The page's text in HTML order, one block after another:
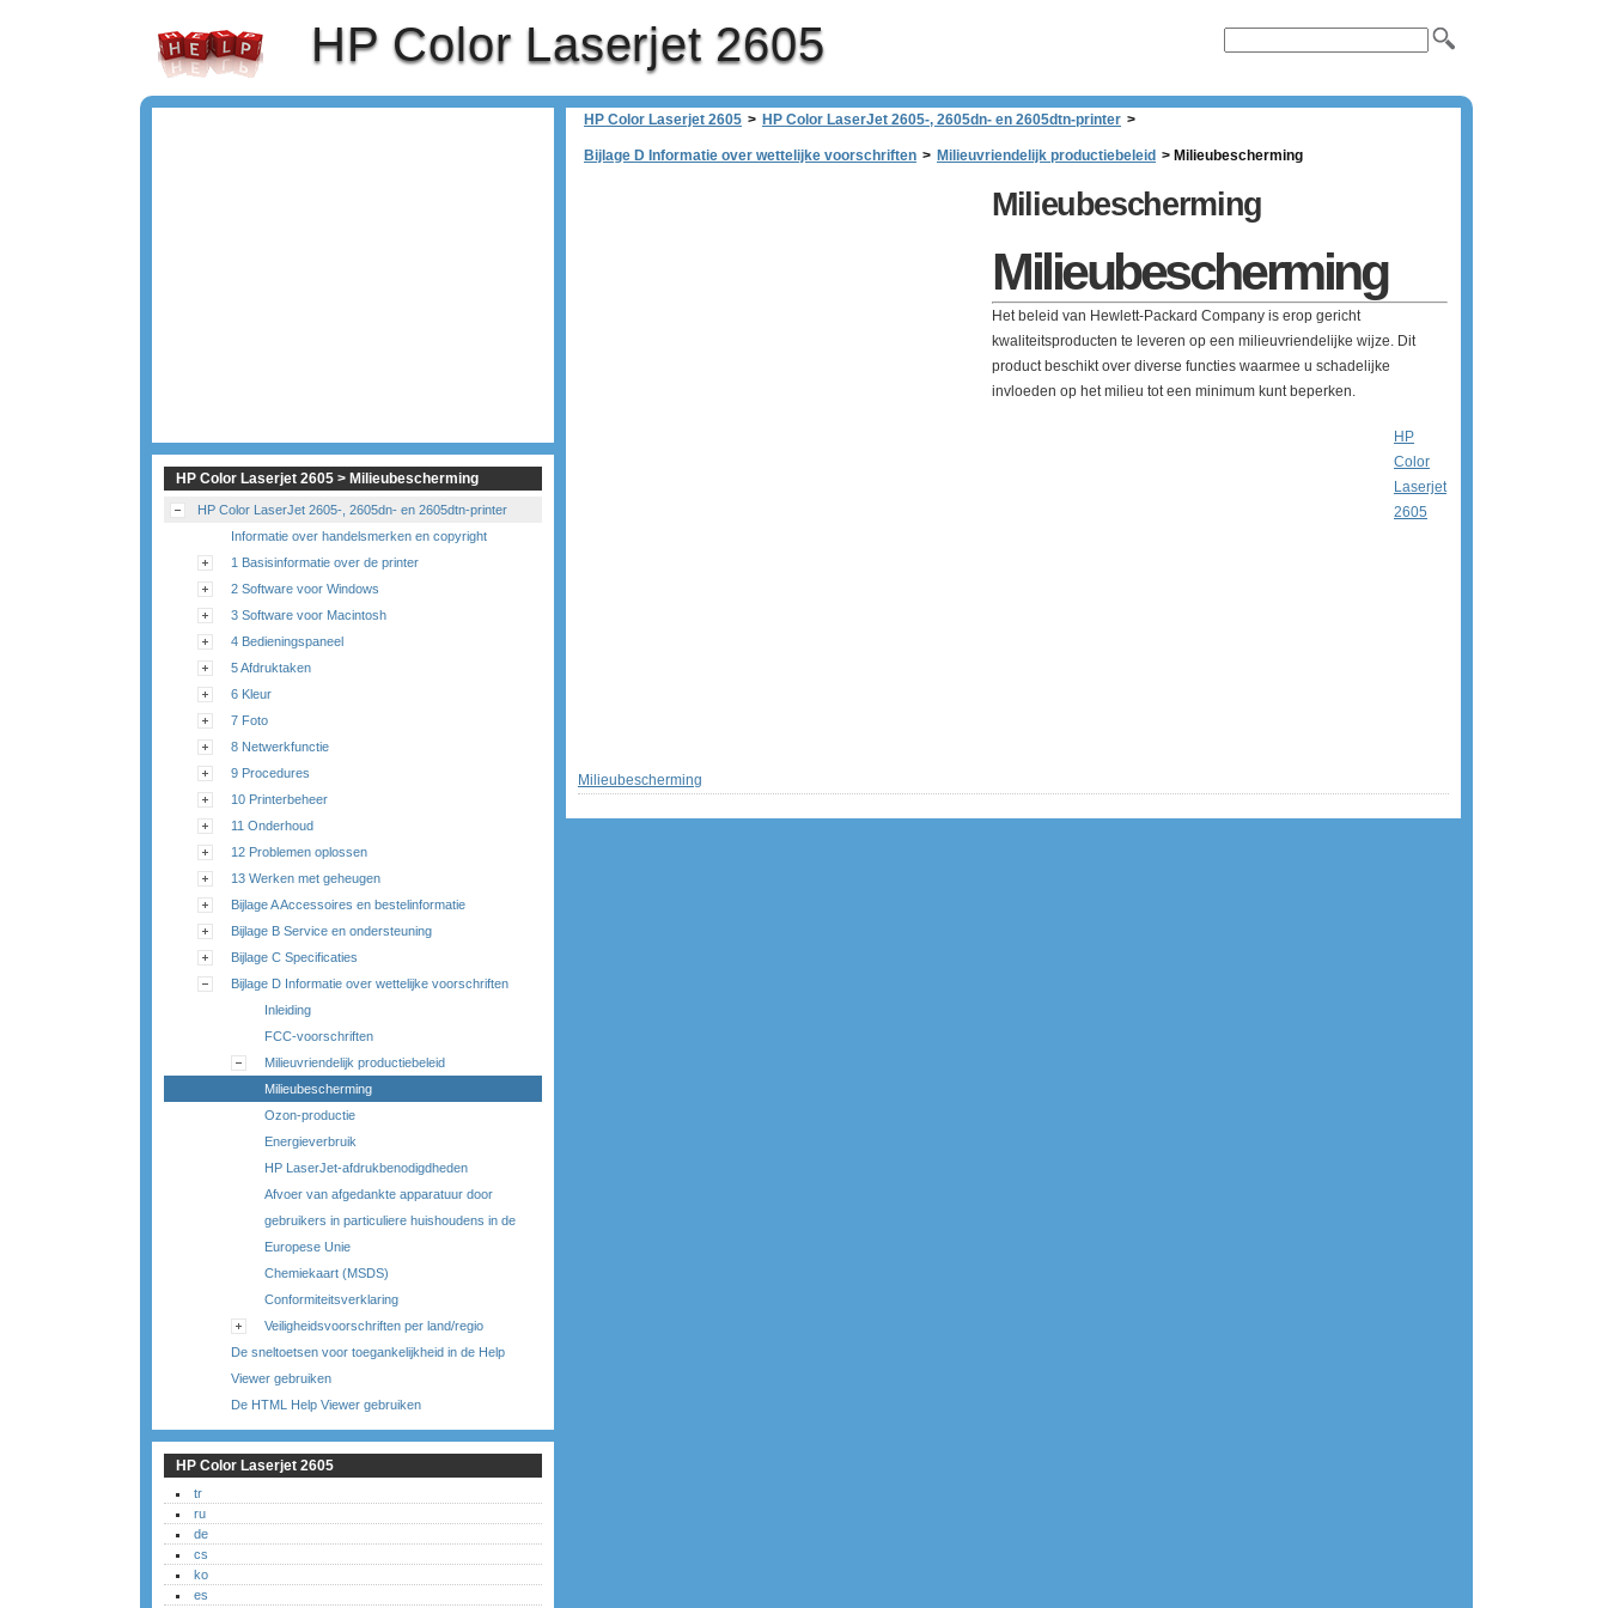
HP Color Laserjet 2605
HP Color Laserjet 2605 > HP Color LaserJet 2605-, 2605dn- en 2605dtn-printer >
Bijlage D Informatie over wettelijke voorschriften > Milieuvriendelijk productiebeleid > Milieubescherming
Milieubescherming
Milieubescherming
Het beleid van Hewlett-Packard Company is erop gericht
kwaliteitsproducten te leveren op een milieuvriendelijke wijze. Dit
product beschikt over diverse functies waarmee u schadelijke
invloeden op het milieu tot een minimum kunt beperken.
HP
Color
Laserjet
2605
Milieubescherming
HP Color Laserjet 2605 > Milieubescherming
HP Color LaserJet 2605-, 2605dn- en 2605dtn-printer
Informatie over handelsmerken en copyright
1 Basisinformatie over de printer
2 Software voor Windows
3 Software voor Macintosh
4 Bedieningspaneel
5 Afdruktaken
6 Kleur
7 Foto
8 Netwerkfunctie
9 Procedures
10 Printerbeheer
11 Onderhoud
12 Problemen oplossen
13 Werken met geheugen
Bijlage A Accessoires en bestelinformatie
Bijlage B Service en ondersteuning
Bijlage C Specificaties
Bijlage D Informatie over wettelijke voorschriften
Inleiding
FCC-voorschriften
Milieuvriendelijk productiebeleid
Milieubescherming
Ozon-productie
Energieverbruik
HP LaserJet-afdrukbenodigdheden
Afvoer van afgedankte apparatuur door
gebruikers in particuliere huishoudens in de
Europese Unie
Chemiekaart (MSDS)
Conformiteitsverklaring
Veiligheidsvoorschriften per land/regio
De sneltoetsen voor toegankelijkheid in de Help
Viewer gebruiken
De HTML Help Viewer gebruiken
HP Color Laserjet 2605
tr
ru
de
cs
ko
es